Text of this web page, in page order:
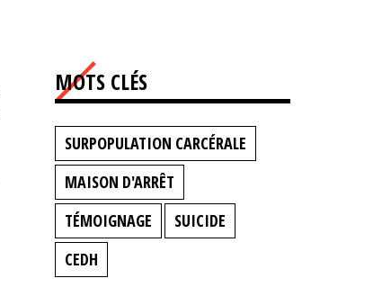
MOTS CLÉS
SURPOPULATION CARCÉRALE
MAISON D'ARRÊT
TÉMOIGNAGE
SUICIDE
CEDH